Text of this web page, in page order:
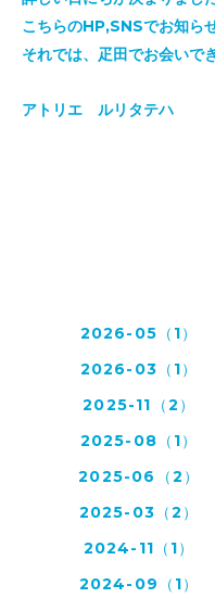
こちらのHP,SNSでお知ら
それでは、疋田でお会いで
アトリエ ルリタテハ
2026-05（1）
2026-03（1）
2025-11（2）
2025-08（1）
2025-06（2）
2025-03（2）
2024-11（1）
2024-09（1）